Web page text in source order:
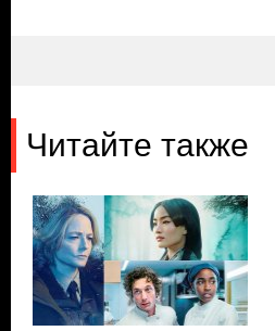
Читайте также